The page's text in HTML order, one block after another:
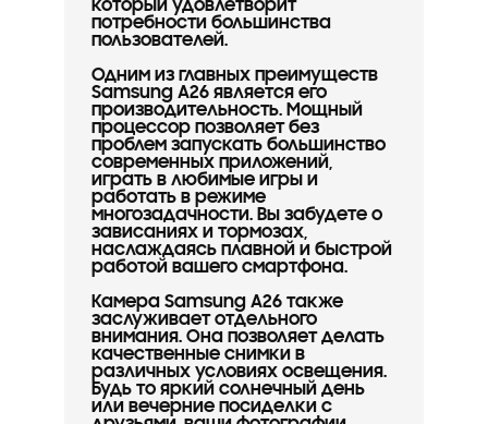
который удовлетворит
потребности большинства
пользователей.
Одним из главных преимуществ
Samsung A26 является его
производительность. Мощный
процессор позволяет без
проблем запускать большинство
современных приложений,
играть в любимые игры и
работать в режиме
многозадачности. Вы забудете о
зависаниях и тормозах,
наслаждаясь плавной и быстрой
работой вашего смартфона.
Камера Samsung A26 также
заслуживает отдельного
внимания. Она позволяет делать
качественные снимки в
различных условиях освещения.
Будь то яркий солнечный день
или вечерние посиделки с